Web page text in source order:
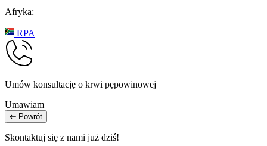
Afryka:
RPA
Umów konsultację o krwi pępowinowej
Umawiam
Powrót
Skontaktuj się z nami już dziś!